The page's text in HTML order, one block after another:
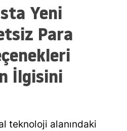
Ordu
Rize
Sakarya
Samsun
Sinop
Yeni
Para
İlgisini
teknoloji alanındaki